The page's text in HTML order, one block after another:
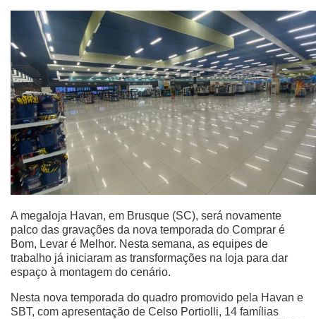
A megaloja Havan, em Brusque (SC), será novamente
palco das gravações da nova temporada do Comprar é
Bom, Levar é Melhor. Nesta semana, as equipes de
trabalho já iniciaram as transformações na loja para dar
espaço à montagem do cenário.
Nesta nova temporada do quadro promovido pela Havan e
SBT, com apresentação de Celso Portiolli, 14 famílias